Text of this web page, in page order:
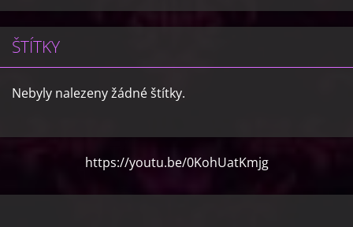
ŠTÍTKY
Nebyly nalezeny žádné štítky.
https://youtu.be/0KohUatKmjg